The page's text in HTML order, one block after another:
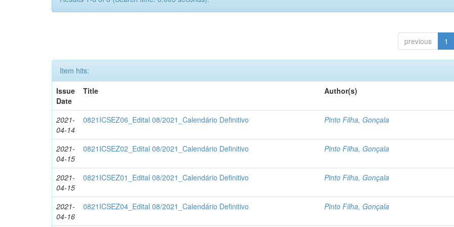
previous 1
Item hits:
Issue
Date
Title Author(s)
2021-
04-14
0821ICSEZ06_Edital 08/2021_Calendário Definitivo Pinto Filha, Gonçala
2021-
04-15
0821ICSEZ02_Edital 08/2021_Calendário Definitivo Pinto Filha, Gonçala
2021-
04-15
0821ICSEZ01_Edital 08/2021_Calendário Definitivo Pinto Filha, Gonçala
2021-
04-16
0821ICSEZ04_Edital 08/2021_Calendário Definitivo Pinto Filha, Gonçala